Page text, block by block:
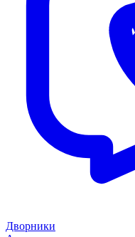
Дворники